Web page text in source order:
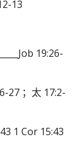
13
19:26-
27 ；太 17:2-
1 Cor 15:43